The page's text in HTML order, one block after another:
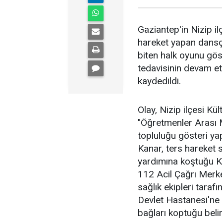
Gaziantep'in Nizip
hareket yapan
biten halk oyunu
tedavisinin devam
kaydedildi.
Olay, Nizip ilçesi
"Öğretmenler Arası
topluluğu gösteri
Kanar, ters hareket
yardımına koştuğu
112 Acil Çağrı
sağlık ekipleri
Devlet Hastanesi'ne
bağları koptuğu